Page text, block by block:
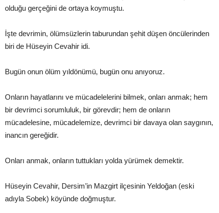
olduğu gerçeğini de ortaya koymuştu.
İşte devrimin, ölümsüzlerin taburundan şehit düşen öncülerinden
biri de Hüseyin Cevahir idi.
Bugün onun ölüm yıldönümü, bugün onu anıyoruz.
Onların hayatlarını ve mücadelelerini bilmek, onları anmak; hem
bir devrimci sorumluluk, bir görevdir; hem de onların
mücadelesine, mücadelemize, devrimci bir davaya olan saygının,
inancın gereğidir.
Onları anmak, onların tuttukları yolda yürümek demektir.
Hüseyin Cevahir, Dersim’in Mazgirt ilçesinin Yeldoğan (eski
adıyla Sobek) köyünde doğmuştur.